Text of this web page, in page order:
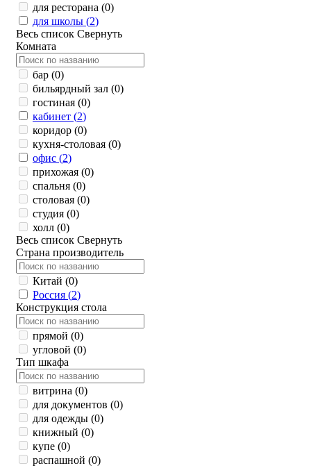
для ресторана (0)
для школы (2)
Весь список Свернуть
Комната
бар (0)
бильярдный зал (0)
гостиная (0)
кабинет (2)
коридор (0)
кухня-столовая (0)
офис (2)
прихожая (0)
спальня (0)
столовая (0)
студия (0)
холл (0)
Весь список Свернуть
Страна производитель
Китай (0)
Россия (2)
Конструкция стола
прямой (0)
угловой (0)
Тип шкафа
витрина (0)
для документов (0)
для одежды (0)
книжный (0)
купе (0)
распашной (0)